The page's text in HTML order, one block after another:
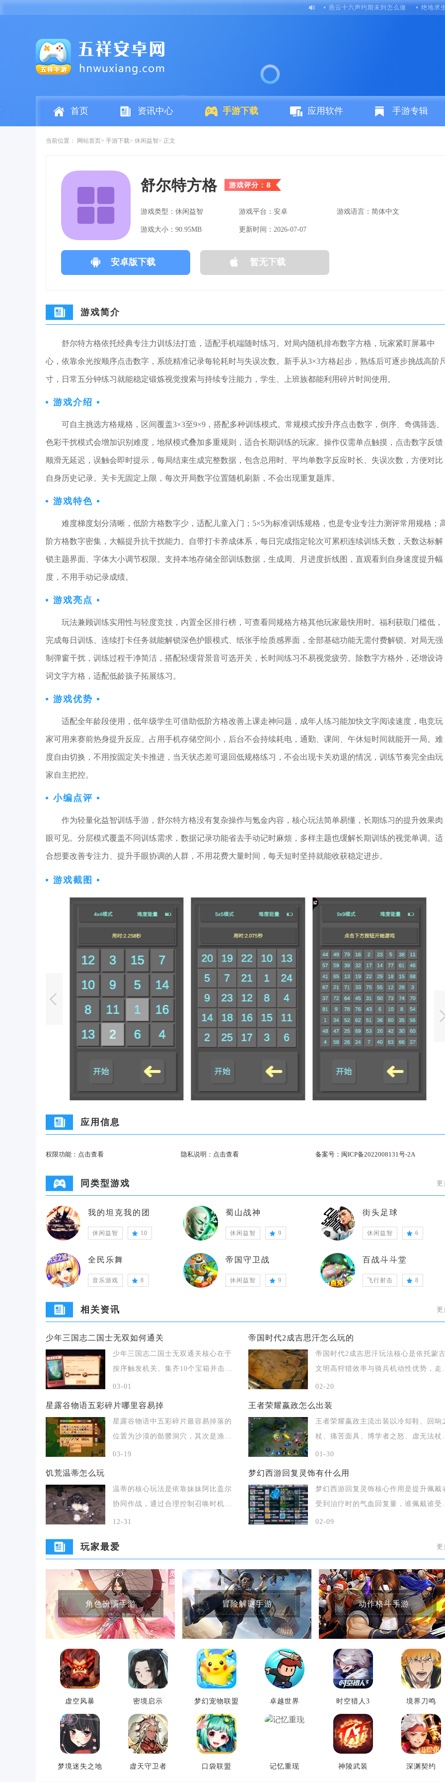
燕云十六声约期未到怎么做 绝地求
首页 资讯中心 手游下载 应用软件 手游专辑
当前位置： 网站首页 手游下载 休闲益智 正文
舒尔特方格 游戏评分：8
游戏类型：休闲益智 游戏平台：安卓 游戏语言：简体中文
游戏大小：90.95MB 更新时间：2026-07-07
安卓版下载 暂无下载
游戏简介
舒尔特方格依托经典专注力训练法打造，适配手机端随时练习。对局内随机排布数字方格，玩家紧盯屏幕中
心，依靠余光按顺序点击数字，系统精准记录每轮耗时与失误次数。新手从3×3方格起步，熟练后可逐步挑战高阶
寸，日常五分钟练习就能稳定锻炼视觉搜索与持续专注能力，学生、上班族都能利用碎片时间使用。
游戏介绍
可自主挑选方格规格，区间覆盖3×3至9×9，搭配多种训练模式。常规模式按升序点击数字，倒序、奇偶筛选、
色彩干扰模式会增加识别难度，地狱模式叠加多重规则，适合长期训练的玩家。操作仅需单点触摸，点击数字反馈
顺滑无延迟，误触会即时提示，每局结束生成完整数据，包含总用时、平均单数字反应时长、失误次数，方便对比
自身历史记录。关卡无固定上限，每次开局数字位置随机刷新，不会出现重复题库。
游戏特色
难度梯度划分清晰，低阶方格数字少，适配儿童入门；5×5为标准训练规格，也是专业专注力测评常用规格；
阶方格数字密集，大幅提升抗干扰能力。自带打卡养成体系，每日完成指定轮次可累积连续训练天数，天数达标解
锁主题界面、字体大小调节权限。支持本地存储全部训练数据，生成周、月进度折线图，直观看到自身速度提升幅
度，不用手动记录成绩。
游戏亮点
玩法兼顾训练实用性与轻度竞技，内置全区排行榜，可查看同规格方格其他玩家最快用时。福利获取门槛低，
完成每日训练、连续打卡任务就能解锁深色护眼模式、纸张手绘质感界面，全部基础功能无需付费解锁。对局无强
制弹窗干扰，训练过程干净简洁，搭配轻缓背景音可选开关，长时间练习不易视觉疲劳。除数字方格外，还增设诗
词文字方格，适配低龄孩子拓展练习。
游戏优势
适配全年龄段使用，低年级学生可借助低阶方格改善上课走神问题，成年人练习能加快文字阅读速度，电竞玩
家可用来赛前热身提升反应。占用手机存储空间小，后台不会持续耗电，通勤、课间、午休短时间就能开一局。难
度自由切换，不用按固定关卡推进，当天状态差可退回低规格练习，不会出现卡关劝退的情况，训练节奏完全由玩
家自主把控。
小编点评
作为轻量化益智训练手游，舒尔特方格没有复杂操作与氪金内容，核心玩法简单易懂，长期练习的提升效果肉
眼可见。分层模式覆盖不同训练需求，数据记录功能省去手动记时麻烦，多样主题也缓解长期训练的视觉单调。适
合想要改善专注力、提升手眼协调的人群，不用花费大量时间，每天短时坚持就能收获稳定进步。
游戏截图
应用信息
权限功能： 点击查看 隐私说明： 点击查看 备案号： 闽ICP备2022008131号-2A
同类型游戏 更
我的坦克我的团
休闲益智 10
蜀山战神
休闲益智 9
街头足球
休闲益智 6
全民乐舞
音乐游戏 8
帝国守卫战
休闲益智 9
百战斗斗堂
飞行射击 8
相关资讯 更
少年三国志二国士无双如何通关
少年三国志二国士无双通关核心在于
按序触发机关、集齐10个宝箱并击败
最终BOSS邓
03-01
帝国时代2成吉思汗怎么玩的
帝国时代2成吉思汗玩法核心是依托蒙
文明高狩猎效率与骑兵机动性优势，走
经济、速
02-20
星露谷物语五彩碎片哪里容易掉
星露谷物语中五彩碎片最容易掉落的
位置为沙漠的骷髅洞穴，其次是渔夫
宝箱、远古果实兑
03-19
王者荣耀嬴政怎么出装
王者荣耀嬴政主流出装以冷却鞋、回响
杖、痛苦面具、博学者之怒、虚无法杖
辉月为核
01-30
饥荒温蒂怎么玩
温蒂的核心玩法是依靠妹妹阿比盖尔
协同作战，通过合理控制召唤时机、
技能运用与生存规
12-31
梦幻西游回复灵饰有什么用
梦幻西游回复灵饰核心作用是提升佩戴
受到治疗时的气血回复量，谁佩戴谁受
益，是强化
02-09
玩家最爱 更
角色扮演手游
虚空风暴 密境启示
梦境迷失之地 虚天守卫者
冒险解谜手游
梦幻宠物联盟 卓越世界
口袋联盟 记忆重现
动作格斗手游
时空猎人3 境界刀鸣
神陵武装 深渊契约